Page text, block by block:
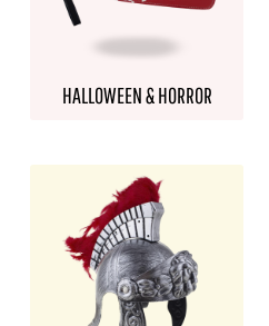
HALLOWEEN & HORROR